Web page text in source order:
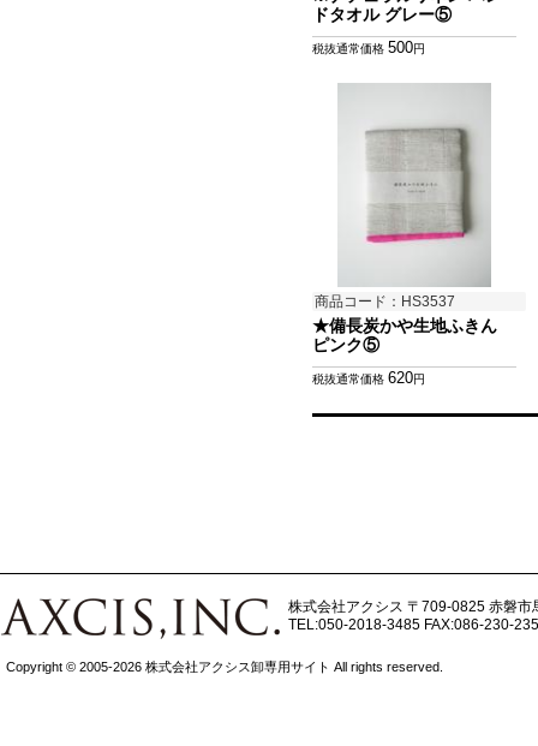
ドタオル グレー⑤
税抜通常価格 500円
商品コード：HS3537
★備長炭かや生地ふきん
ピンク⑤
税抜通常価格 620円
株式会社アクシス 〒709-0825 赤磐市
TEL:050-2018-3485 FAX:086-230-
Copyright © 2005-2026 株式会社アクシス卸専用サイト All rights reserved.